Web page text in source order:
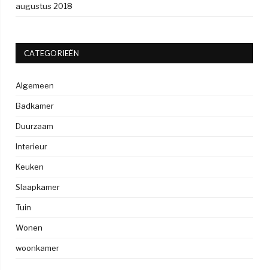
augustus 2018
CATEGORIEËN
Algemeen
Badkamer
Duurzaam
Interieur
Keuken
Slaapkamer
Tuin
Wonen
woonkamer